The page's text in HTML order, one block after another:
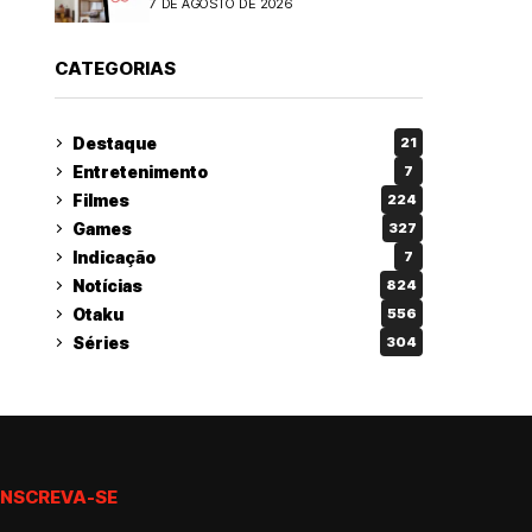
CATEGORIAS
Destaque 21
Entretenimento 7
Filmes 224
Games 327
Indicação 7
Notícias 824
Otaku 556
Séries 304
SE